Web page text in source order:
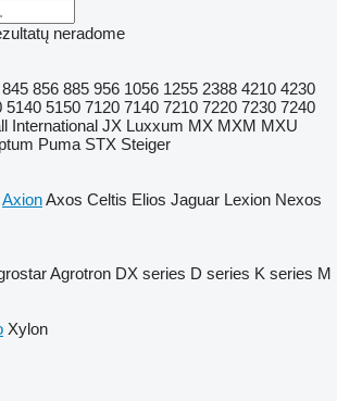
neradome
845 856 885 956 1056 1255 2388 4210 4230
5140 5150 7120 7140 7210 7220 7230 7240
International JX Luxxum MX MXM MXU
Puma STX Steiger
AxionAxos Celtis Elios Jaguar Lexion Nexos
Agrotron DX series D series K series M
Xylon